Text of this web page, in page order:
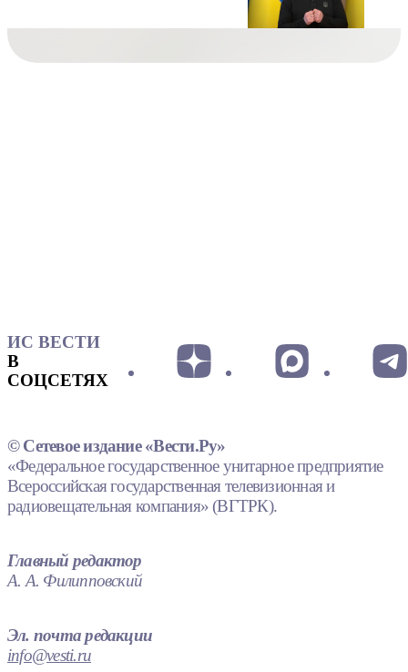
ИС ВЕСТИ
В
СОЦСЕТЯХ
© Сетевое издание «Вести.Ру»
«Федеральное государственное унитарное предприятие
Всероссийская государственная телевизионная и
радиовещательная компания» (ВГТРК).
Главный редактор
А. А. Филипповский
Эл. почта редакции
info@vesti.ru